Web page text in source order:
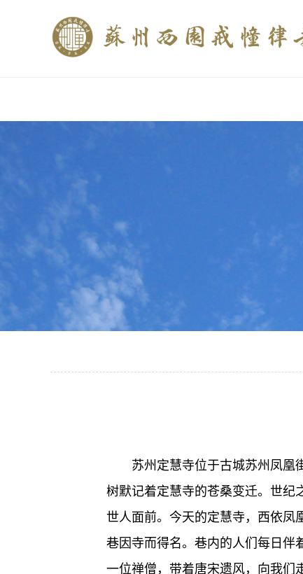
$description = category_description(); } elseif (is_tag()){
trim(strip_tags($description)); ?>
苏州定慧寺位于古城苏州凤凰
树默记着定慧寺的苍桑变迁。世纪
世人面前。今天的定慧寺，西依凤
巷因寺而得名。巷内的人们每日伴
一位禅僧，带着唐宋遗风，向我们